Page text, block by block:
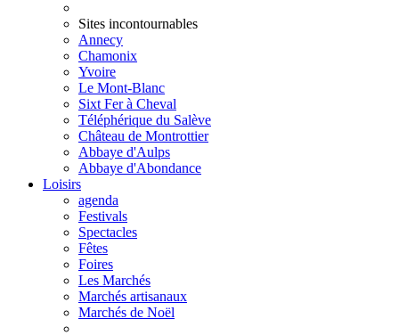
Sites incontournables
Annecy
Chamonix
Yvoire
Le Mont-Blanc
Sixt Fer à Cheval
Téléphérique du Salève
Château de Montrottier
Abbaye d'Aulps
Abbaye d'Abondance
Loisirs
agenda
Festivals
Spectacles
Fêtes
Foires
Les Marchés
Marchés artisanaux
Marchés de Noël